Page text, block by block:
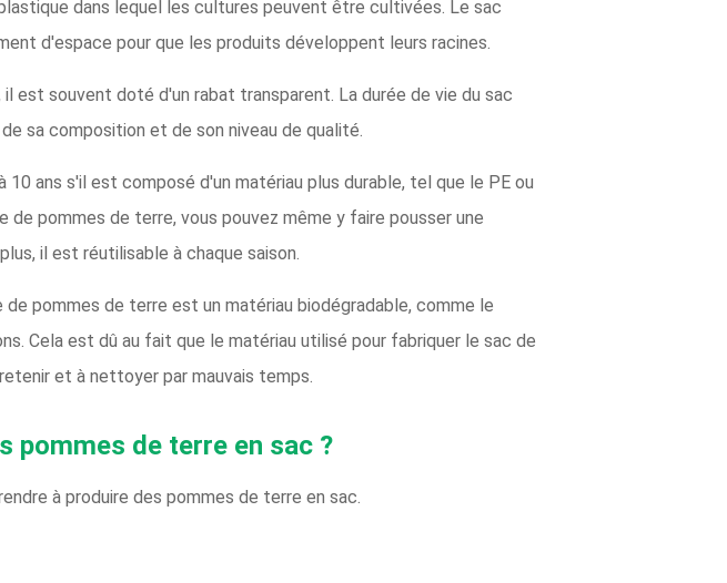
dans lequel les cultures peuvent être cultivées. Le sac
d'espace pour que les produits développent leurs racines.
souvent doté d'un rabat transparent. La durée de vie du sac
sa composition et de son niveau de qualité.
ans s'il est composé d'un matériau plus durable, tel que le PE ou
pommes de terre, vous pouvez même y faire pousser une
il est réutilisable à chaque saison.
pommes de terre est un matériau biodégradable, comme le
Cela est dû au fait que le matériau utilisé pour fabriquer le sac de
et à nettoyer par mauvais temps.
pommes de terre en sac ?
à produire des pommes de terre en sac.